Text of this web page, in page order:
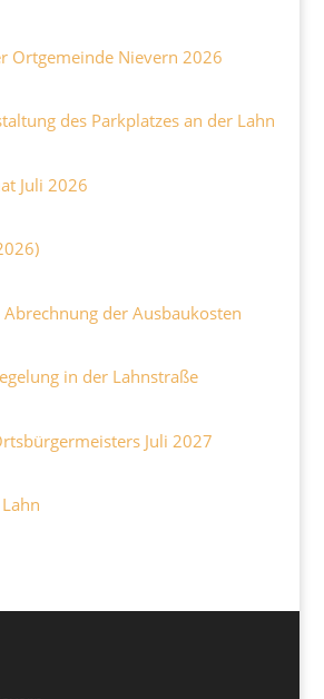
Ortgemeinde Nievern 2026
des Parkplatzes an der Lahn
Juli 2026
der Ausbaukosten
in der Lahnstraße
Juli 2027